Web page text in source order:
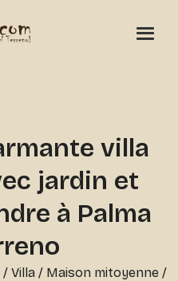
villa
jardin et
à Palma
/Villa / Maison mitoyenne /